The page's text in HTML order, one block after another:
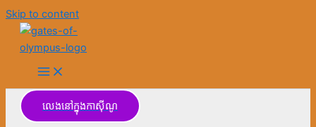
Skip to content
លេងនៅក្នុងកាស៊ីណូ